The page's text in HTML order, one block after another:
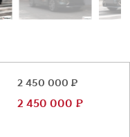
2 450 000 Р
2 450 000